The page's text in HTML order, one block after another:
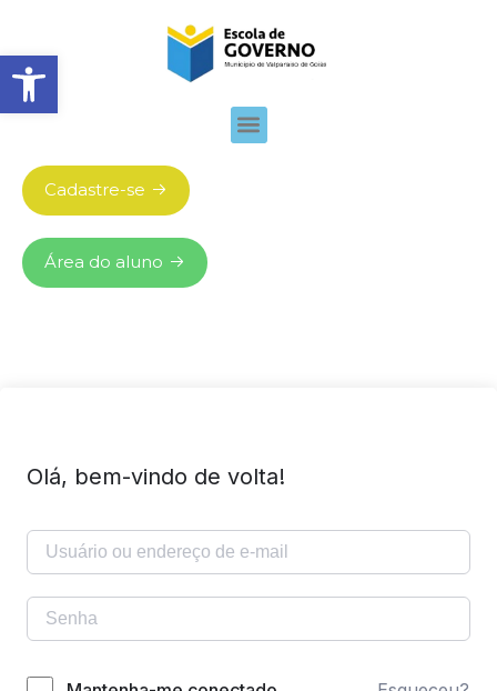
Abrir barra de ferramentas
Cadastre-se
Área do aluno
Olá, bem-vindo de volta!